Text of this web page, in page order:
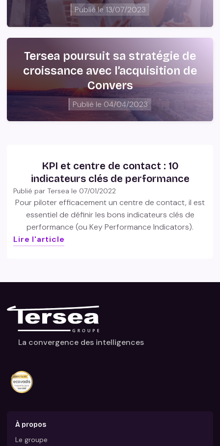
Publié le 13/07/2023
Tersea poursuit sa stratégie de
croissance avec l’acquisition de
Convers
Publié le 04/04/2023
KPI et centre de contact : 10
indicateurs clés de performance
Publié par Tersea le 07/01/2022
Pour piloter efficacement un centre de contact, il est
essentiel de définir les bons indicateurs clés de
performance (ou Key Performance Indicators).
Lire l'article
La convergence des intelligences
À propos
Le groupe